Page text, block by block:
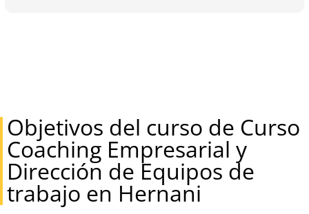
Objetivos del curso de Curso
Coaching Empresarial y
Dirección de Equipos de
trabajo en Hernani